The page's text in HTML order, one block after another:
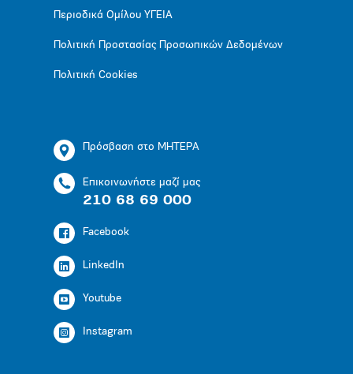
Περιοδικά Ομίλου ΥΓΕΙΑ
Πολιτική Προστασίας Προσωπικών Δεδομένων
Πολιτική Cookies
Πρόσβαση στο ΜΗΤΕΡΑ
Επικοινωνήστε μαζί μας
210 68 69 000
Facebook
LinkedIn
Youtube
Instagram